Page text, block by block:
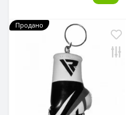
Продано